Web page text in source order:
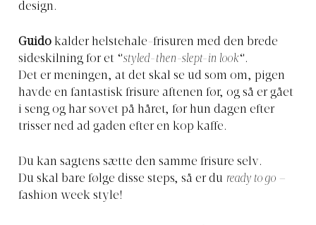
design.
Guido kalder helstehale-frisuren med den brede
sideskilning for et “styled-then-slept-in look“.
Det er meningen, at det skal se ud som om, pigen
havde en fantastisk frisure aftenen før, og så er gået
i seng og har sovet på håret, før hun dagen efter
trisser ned ad gaden efter en kop kaffe.
Du kan sagtens sætte den samme frisure selv.
Du skal bare følge disse steps, så er du ready to go –
fashion week style!